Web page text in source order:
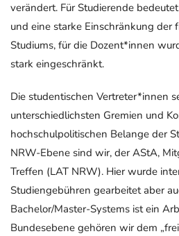
verändert. Für Studierende
und eine starke Einschränkung der
Studiums, für die Dozent*innen
stark eingeschränkt.
Die studentischen Vertreter*innen
unterschiedlichsten Gremien und
hochschulpolitischen Belange der
NRW-Ebene sind wir, der AStA,
Treffen (LAT NRW). Hier wurde
Studiengebühren gearbeitet aber
Bachelor/Master-Systems ist ein
Bundesebene gehören wir dem